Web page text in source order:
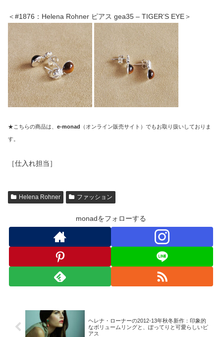
＜#1876：Helena Rohner ピアス gea35 – TIGER’S EYE＞
★こちらの商品は、 e-monad （オンライン販売サイト）でもお取り扱いしておりま
す。
［仕入れ担当］
Helena Rohner ファッション
monadをフォローする
ヘレナ・ローナーの2012-13年秋冬新作：印象的
なボリュームリングと、ぽってりと可愛らしいピ
アス